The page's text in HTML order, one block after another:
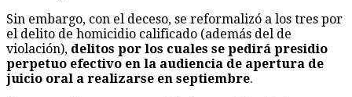
Sin embargo, con el deceso, se reformalizó a los tres por
el delito de homicidio calificado (además del de
violación), delitos por los cuales se pedirá presidio
perpetuo efectivo en la audiencia de apertura de
juicio oral a realizarse en septiembre.